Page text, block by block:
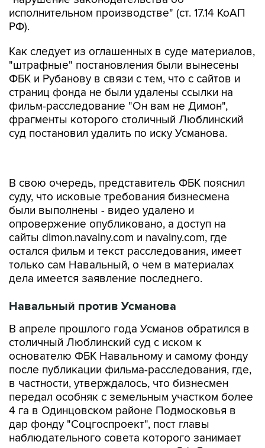
исполнительном производстве" (ст. 17.14 КоАП
РФ).
Как следует из оглашенных в суде материалов,
"штрафные" постановления были вынесены
ФБК и Рубанову в связи с тем, что с сайтов и
страниц фонда не были удалены ссылки на
фильм-расследование "Он вам не Димон",
фрагменты которого столичный Люблинский
суд постановил удалить по иску Усманова.
были выполнены - видео удалено и
опровержение опубликовано, а доступ на
сайты dimon.navalny.com и navalny.com, где
остался фильм и текст расследования, имеет
только сам Навальный, о чем в материалах
дела имеется заявление последнего.
Навальный против Усманова
В апреле прошлого года Усманов обратился в
основателю ФБК Навальному и самому фонду
после публикации фильма-расследования, где,
в частности, утверждалось, что бизнесмен
передал особняк с земельным участком более
4 га в Одинцовском районе Подмосковья в
дар фонду "Соцгоспроект", пост главы
наблюдательного совета которого занимает
однокурсник премьер-министра РФ Дмитрия
Медведева Илья Елисеев.